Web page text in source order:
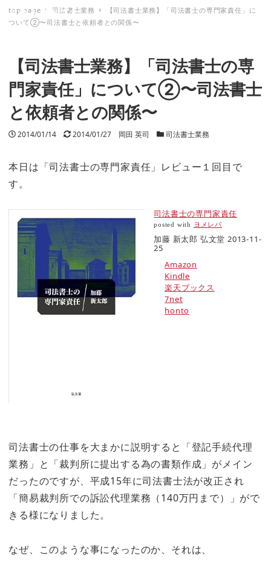
ミナトノキズナ
top page 司法書士業務
【司法書士業務】「司法書士の専門家責任」に
ついて②〜司法書士と依頼者との関係〜
【司法書士業務】「司法書士の専
門家責任」について②〜司法書士
と依頼者との関係〜
投稿日
2014/01/14 更新日
2014/01/27 著者
岡田 英司 カテゴリー
司法書士業務
本日は「司法書士の専門家責任」レビュー１回目で
す。
司法書士の専門家責任
posted with ヨメレバ
加藤 新太郎 弘文堂 2013-11-
25
Amazon
Kindle
楽天ブックス
7net
honto
司法書士の仕事を大まかに説明すると「登記手続代理
業務」と「裁判所に提出する為の書類作成」がメイン
だったのですが、平成15年に司法書士法が改正され
「簡易裁判所での訴訟代理業務（140万円まで）」がで
きる様になりました。
なぜ、このような事になったのか、それは、